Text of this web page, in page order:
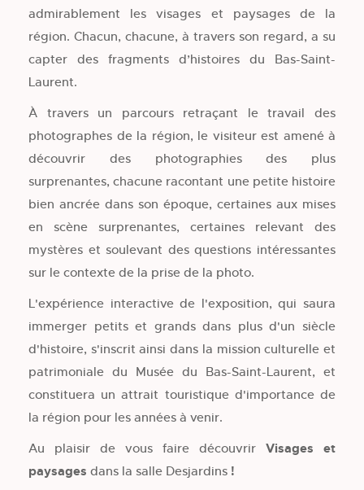
admirablement les visages et paysages de la
région. Chacun, chacune, à travers son regard, a su
capter des fragments d’histoires du Bas-Saint-
Laurent.
À travers un parcours retraçant le travail des
photographes de la région, le visiteur est amené à
découvrir des photographies des plus
surprenantes, chacune racontant une petite histoire
bien ancrée dans son époque, certaines aux mises
en scène surprenantes, certaines relevant des
mystères et soulevant des questions intéressantes
sur le contexte de la prise de la photo.
L'expérience interactive de l'exposition, qui saura
immerger petits et grands dans plus d'un siècle
d'histoire, s'inscrit ainsi dans la mission culturelle et
patrimoniale du Musée du Bas-Saint-Laurent, et
constituera un attrait touristique d'importance de
la région pour les années à venir.
Au plaisir de vous faire découvrir Visages et
paysages dans la salle Desjardins !